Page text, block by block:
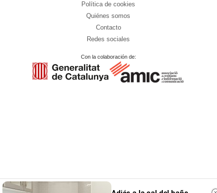
Política de cookies
Quiénes somos
Contacto
Redes sociales
Con la colaboración de: